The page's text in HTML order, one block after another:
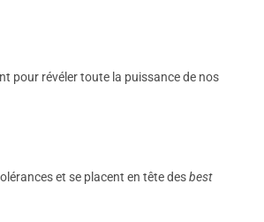
pour révéler toute la puissance de nos
et se placent en tête desbest